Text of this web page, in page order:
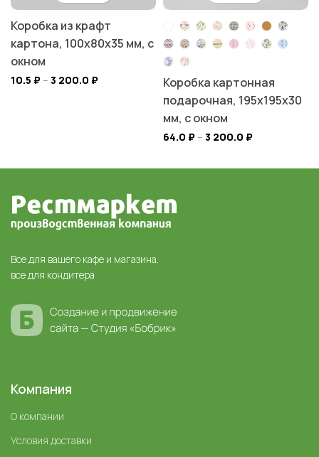
Коробка из крафт
картона, 100х80х35 мм, с
окном
10.5 ₽– 3 200.0 ₽
Коробка картонная
подарочная, 195х195х30
мм, с окном
64.0 ₽– 3 200.0 ₽
Все для вашего кафе и магазина,
все для кондитера
Компания
О компании
Условия доставки